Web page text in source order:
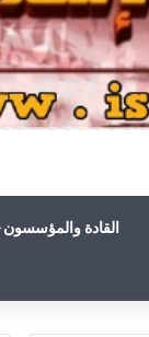
القادة والمؤسسون